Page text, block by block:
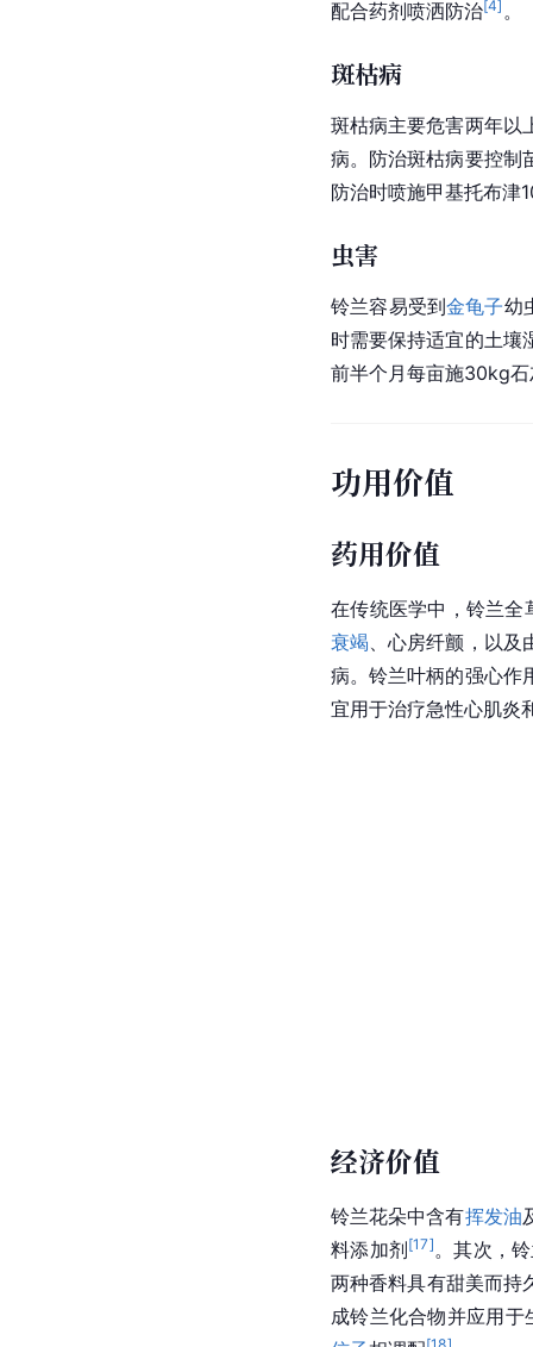
配合药剂喷洒防治[4] 。
斑枯病
斑枯病主要危害两年以
病。防治斑枯病要控制
防治时喷施甲基托布津
虫害
铃兰容易受到金龟子幼
时需要保持适宜的土壤
前半个月每亩施30kg
功用价值
药用价值
在传统医学中，铃兰全
衰竭 、心房纤颤，以
病。铃兰叶柄的强心作
宜用于治疗急性心肌炎
经济价值
铃兰花朵中含有挥发油
料添加剂[17]。其次，
两种香料具有甜美而持
成铃兰化合物并应用